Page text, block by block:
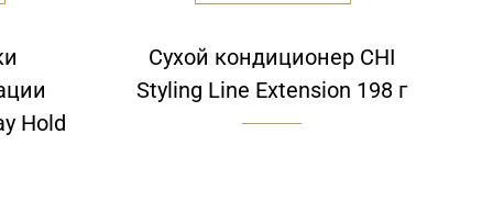
Hold
Сухой кондиционер CHI
Styling Line Extension 198 г